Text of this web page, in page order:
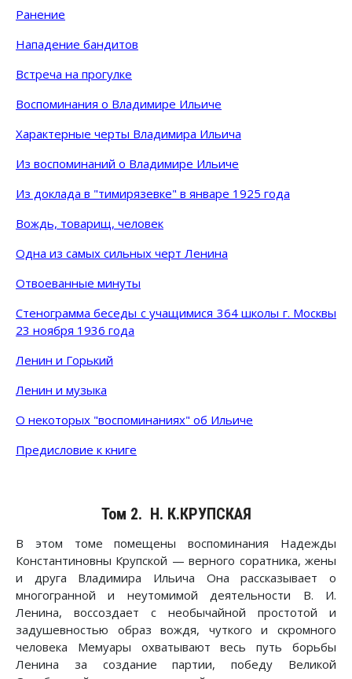
Ранение
Нападение бандитов
Встреча на прогулке
Воспоминания о Владимире Ильиче
Характерные черты Владимира Ильича
Из воспоминаний о Владимире Ильиче
Из доклада в "тимирязевке" в январе 1925 года
Вождь, товарищ, человек
Одна из самых сильных черт Ленина
Отвоеванные минуты
Стенограмма беседы с учащимися 364 школы г. Москвы
23 ноября 1936 года
Ленин и Горький
Ленин и музыка
О некоторых "воспоминаниях" об Ильиче
Предисловие к книге
Том 2. Н. К.КРУПСКАЯ
В этом томе помещены воспоминания Надежды
Константиновны Крупской — верного соратника, жены
и друга Владимира Ильича Она рассказывает о
многогранной и неутомимой деятельности В. И.
Ленина, воссоздает с необычайной простотой и
задушевностью образ вождя, чуткого и скромного
человека Мемуары охватывают весь путь борьбы
Ленина за создание партии, победу Великой